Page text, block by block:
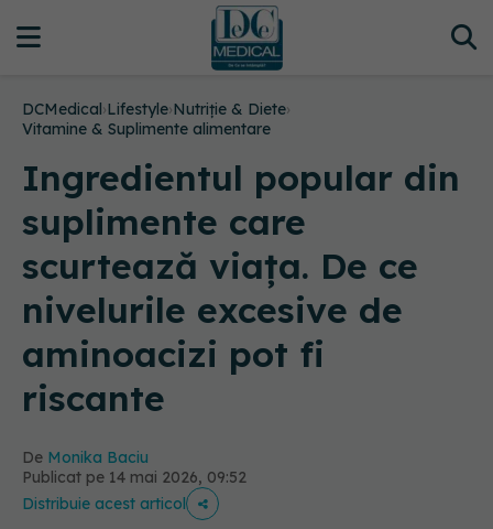
DCMedical›Lifestyle›Nutriție & Diete›
Vitamine & Suplimente alimentare
Ingredientul popular din
suplimente care
scurtează viața. De ce
nivelurile excesive de
aminoacizi pot fi
riscante
De Monika Baciu
Publicat pe 14 mai 2026, 09:52
Distribuie acest articol